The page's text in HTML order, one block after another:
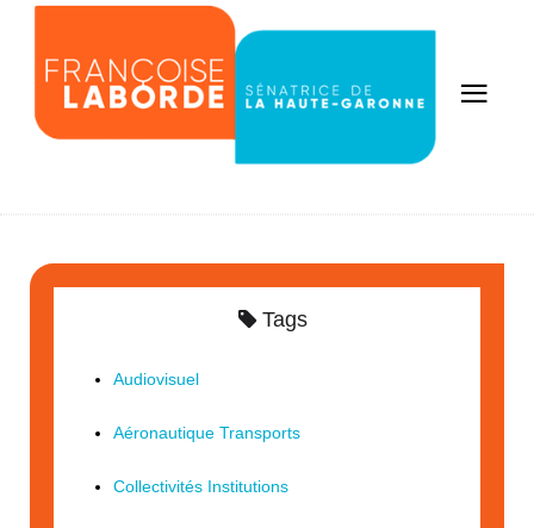
Tags
Audiovisuel
Aéronautique Transports
Collectivités Institutions